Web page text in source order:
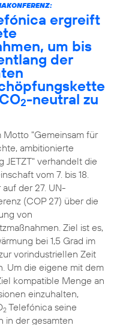
ergreift
um bis
der
2-neutral zu
Motto "Gemeinsam für
ambitionierte
JETZT" verhandelt die
vom 7. bis 18.
der 27. UN-
(COP 27) über die
von
Ziel ist es,
bei 1,5 Grad im
vorindustriellen Zeit
Um die eigene mit dem
kompatible Menge an
einzuhalten,
2Telefónica seine
in der gesamten